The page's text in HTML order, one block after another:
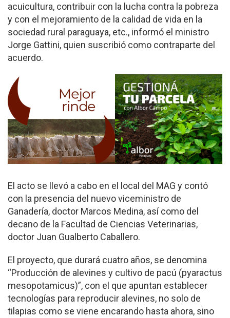
acuicultura, contribuir con la lucha contra la pobreza
y con el mejoramiento de la calidad de vida en la
sociedad rural paraguaya, etc., informó el ministro
Jorge Gattini, quien suscribió como contraparte del
acuerdo.
El acto se llevó a cabo en el local del MAG y contó
con la presencia del nuevo viceministro de
Ganadería, doctor Marcos Medina, así como del
decano de la Facultad de Ciencias Veterinarias,
doctor Juan Gualberto Caballero.
El proyecto, que durará cuatro años, se denomina
“Producción de alevines y cultivo de pacú (pyaractus
mesopotamicus)”, con el que apuntan establecer
tecnologías para reproducir alevines, no solo de
tilapias como se viene encarando hasta ahora, sino